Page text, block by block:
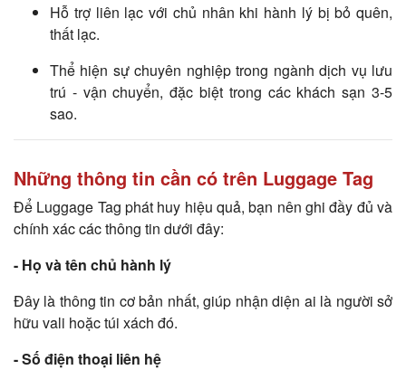
Hỗ trợ liên lạc với chủ nhân khi hành lý bị bỏ quên,
thất lạc.
Thể hiện sự chuyên nghiệp trong ngành dịch vụ lưu
trú - vận chuyển, đặc biệt trong các khách sạn 3-5
sao.
Những thông tin cần có trên Luggage Tag
Để Luggage Tag phát huy hiệu quả, bạn nên ghi đầy đủ và
chính xác các thông tin dưới đây:
- Họ và tên chủ hành lý
Đây là thông tin cơ bản nhất, giúp nhận diện ai là người sở
hữu vali hoặc túi xách đó.
- Số điện thoại liên hệ